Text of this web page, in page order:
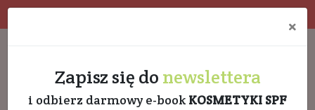
×
Zapisz się do newslettera
i odbierz darmowy e-book KOSMETYKI SPF